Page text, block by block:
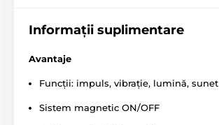
Informații suplimentare
Avantaje
Funcții: impuls, vibrație, lumină, sunet
Sistem magnetic ON/OFF